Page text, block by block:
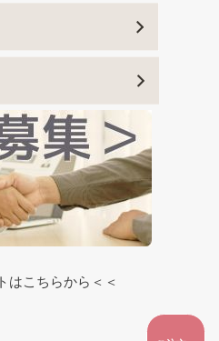
はこちらから＜＜